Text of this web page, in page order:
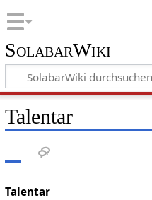
SolabarWiki
Talentar
Talentar